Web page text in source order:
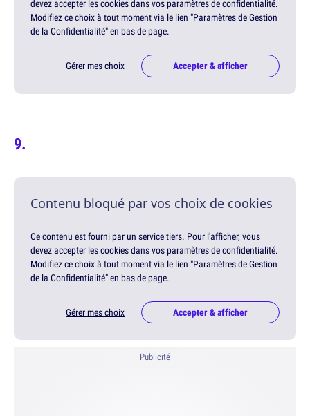
devez accepter les cookies dans vos paramètres de confidentialité.
Modifiez ce choix à tout moment via le lien "Paramètres de Gestion
de la Confidentialité" en bas de page.
Gérer mes choix Accepter & afficher
Contenu bloqué par vos choix de cookies
Ce contenu est fourni par un service tiers. Pour l'afficher, vous
devez accepter les cookies dans vos paramètres de confidentialité.
Modifiez ce choix à tout moment via le lien "Paramètres de Gestion
de la Confidentialité" en bas de page.
Gérer mes choix Accepter & afficher
Publicité